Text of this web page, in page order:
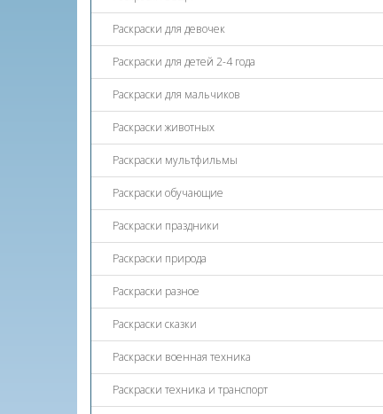
Раскраски для девочек
Раскраски для детей 2-4 года
Раскраски для мальчиков
Раскраски животных
Раскраски мультфильмы
Раскраски обучающие
Раскраски праздники
Раскраски природа
Раскраски разное
Раскраски сказки
Раскраски военная техника
Раскраски техника и транспорт